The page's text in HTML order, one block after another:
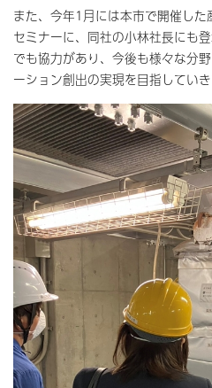
また、今年1月には本市で開催し
セミナーに、同社の小林社長にも
でも協力があり、今後も様々な分
ーション創出の実現を目指していき